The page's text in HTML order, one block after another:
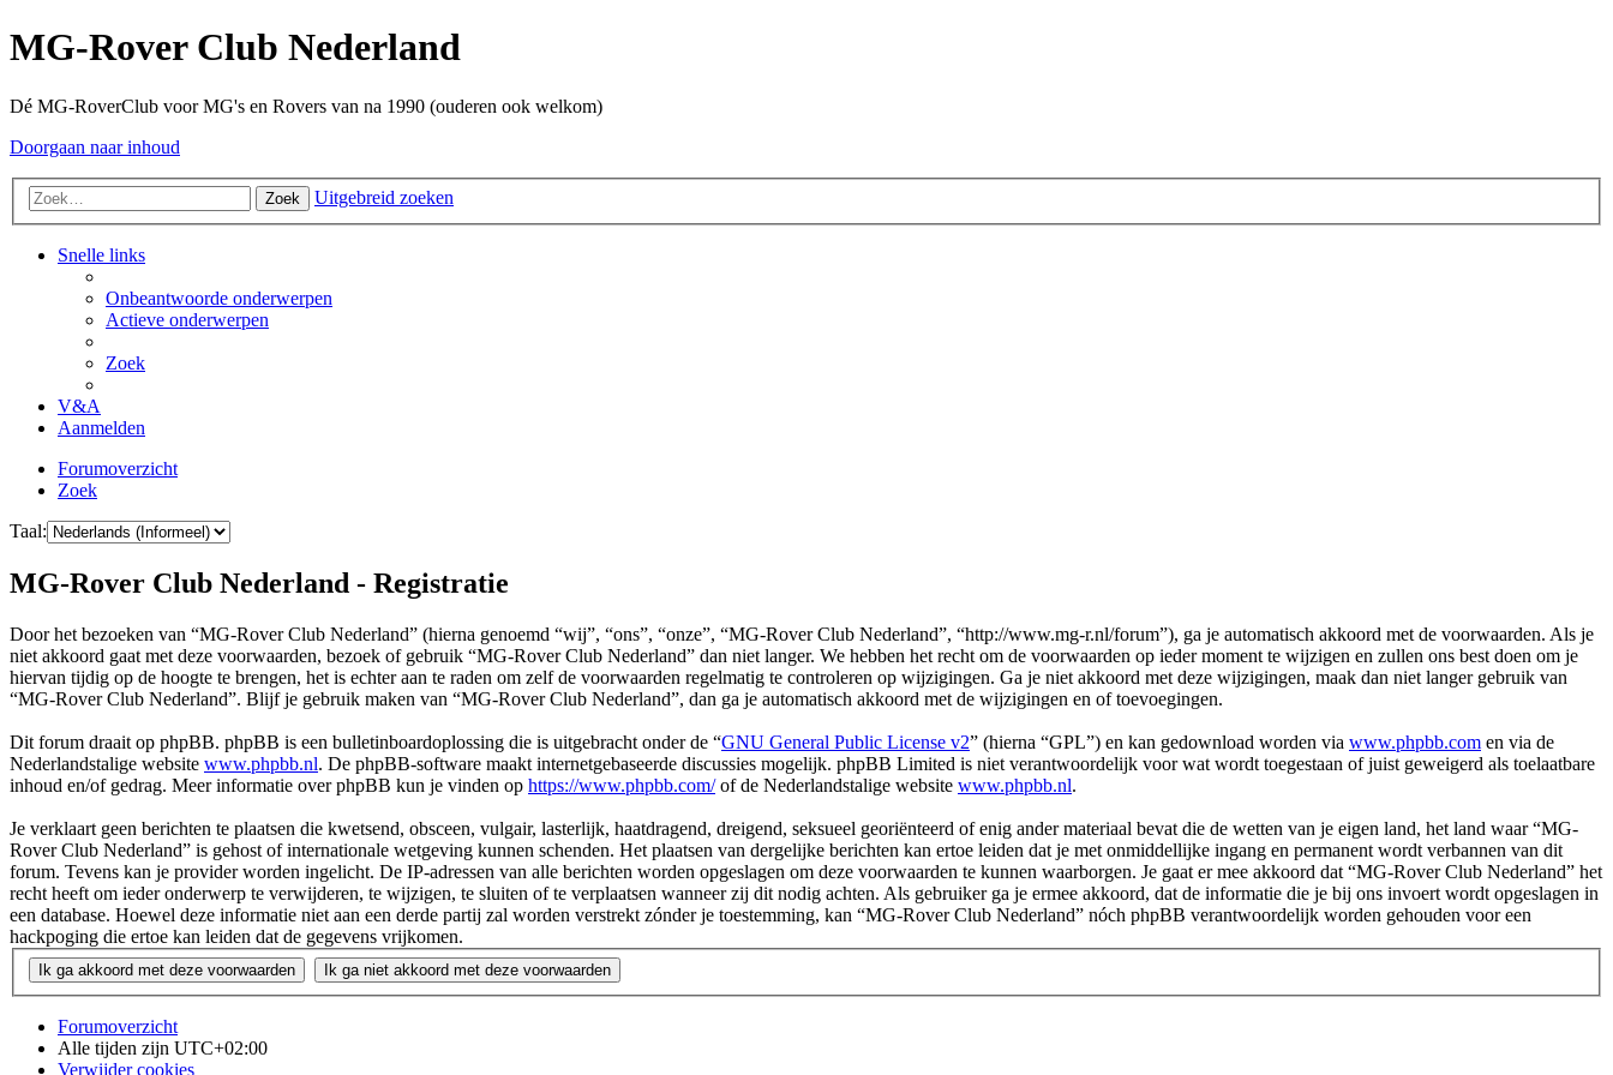
MG-Rover Club Nederland
Dé MG-RoverClub voor MG's en Rovers van na 1990 (ouderen ook welkom)
Doorgaan naar inhoud
Zoek Uitgebreid zoeken
Snelle links
Onbeantwoorde onderwerpen
Actieve onderwerpen
Zoek
V&A
Aanmelden
Forumoverzicht
Zoek
Taal:
MG-Rover Club Nederland - Registratie
Door het bezoeken van “MG-Rover Club Nederland” (hierna genoemd “wij”, “ons”, “onze”, “MG-Rover Club Nederland”, “http://www.mg-r.nl/forum”), ga je automatisch akkoord met de voorwaarden. Als je
niet akkoord gaat met deze voorwaarden, bezoek of gebruik “MG-Rover Club Nederland” dan niet langer. We hebben het recht om de voorwaarden op ieder moment te wijzigen en zullen ons best doen om je
hiervan tijdig op de hoogte te brengen, het is echter aan te raden om zelf de voorwaarden regelmatig te controleren op wijzigingen. Ga je niet akkoord met deze wijzigingen, maak dan niet langer gebruik van
“MG-Rover Club Nederland”. Blijf je gebruik maken van “MG-Rover Club Nederland”, dan ga je automatisch akkoord met de wijzigingen en of toevoegingen.
Dit forum draait op phpBB. phpBB is een bulletinboardoplossing die is uitgebracht onder de “GNU General Public License v2” (hierna “GPL”) en kan gedownload worden via www.phpbb.com en via de
Nederlandstalige website www.phpbb.nl. De phpBB-software maakt internetgebaseerde discussies mogelijk. phpBB Limited is niet verantwoordelijk voor wat wordt toegestaan of juist geweigerd als toelaatbare
inhoud en/of gedrag. Meer informatie over phpBB kun je vinden op https://www.phpbb.com/of de Nederlandstalige website www.phpbb.nl.
Je verklaart geen berichten te plaatsen die kwetsend, obsceen, vulgair, lasterlijk, haatdragend, dreigend, seksueel georiënteerd of enig ander materiaal bevat die de wetten van je eigen land, het land waar “MG-
Rover Club Nederland” is gehost of internationale wetgeving kunnen schenden. Het plaatsen van dergelijke berichten kan ertoe leiden dat je met onmiddellijke ingang en permanent wordt verbannen van dit
forum. Tevens kan je provider worden ingelicht. De IP-adressen van alle berichten worden opgeslagen om deze voorwaarden te kunnen waarborgen. Je gaat er mee akkoord dat “MG-Rover Club Nederland” het
recht heeft om ieder onderwerp te verwijderen, te wijzigen, te sluiten of te verplaatsen wanneer zij dit nodig achten. Als gebruiker ga je ermee akkoord, dat de informatie die je bij ons invoert wordt opgeslagen in
een database. Hoewel deze informatie niet aan een derde partij zal worden verstrekt zónder je toestemming, kan “MG-Rover Club Nederland” nóch phpBB verantwoordelijk worden gehouden voor een
hackpoging die ertoe kan leiden dat de gegevens vrijkomen.
Forumoverzicht
Alle tijden zijn UTC+02:00
Verwijder cookies